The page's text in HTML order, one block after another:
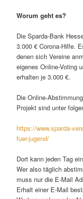
Worum geht es?
Die Sparda-Bank
3.000 € Corona-Hilfe.
denen sich Vereine
eigenes Online-Voting
erhalten je 3.000 €.
Die Online-
Projekt sind unter
https://www.sparda-
fuer-jugend/
Dort kann jeden Tag
Wer also täglich
muss nur die E-Mail
Erhalt einer E-Mail